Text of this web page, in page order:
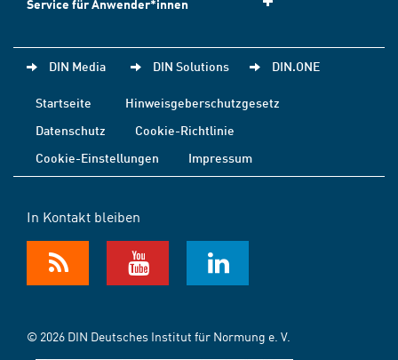
Service für Anwender*innen
DIN Media DIN Solutions DIN.ONE
Startseite
Hinweisgeberschutzgesetz
Datenschutz
Cookie-Richtlinie
Cookie-Einstellungen
Impressum
In Kontakt bleiben
© 2026 DIN Deutsches Institut für Normung e. V.